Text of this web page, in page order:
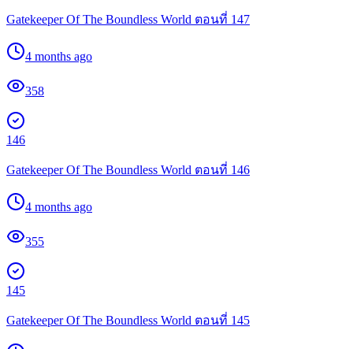
Gatekeeper Of The Boundless World ตอนที่ 147
4 months ago
358
146
Gatekeeper Of The Boundless World ตอนที่ 146
4 months ago
355
145
Gatekeeper Of The Boundless World ตอนที่ 145